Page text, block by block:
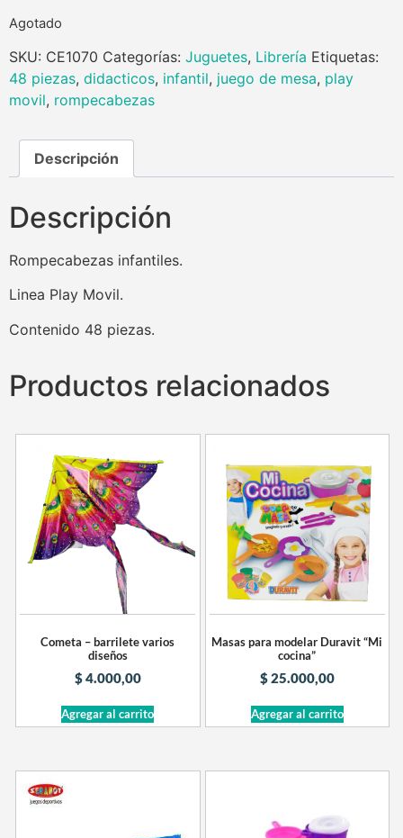
Agotado
SKU: CE1070 Categorías: Juguetes, Librería Etiquetas:
48 piezas, didacticos, infantil, juego de mesa, play
movil, rompecabezas
Descripción
Descripción
Rompecabezas infantiles.
Linea Play Movil.
Contenido 48 piezas.
Productos relacionados
Cometa – barrilete varios
diseños
$4.000,00
Agregar al carrito
Masas para modelar Duravit “Mi
cocina”
$25.000,00
Agregar al carrito